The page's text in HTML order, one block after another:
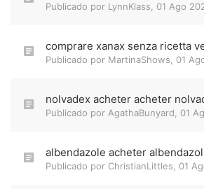
Publicado por LynnKlass 01 Ago
comprare xanax senza ricetta
Publicado por MartinaShows 01
nolvadex acheter acheter
Publicado por AgathaBunyard 01
albendazole acheter
Publicado por ChristianLittles 01